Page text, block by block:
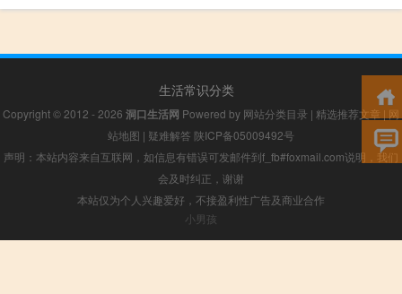
生活常识分类
Copyright © 2012 - 2026 洞口生活网 Powered by 网站分类目录 | 精选推荐文章 | 网
站地图 | 疑难解答 陕ICP备05009492号
声明：本站内容来自互联网，如信息有错误可发邮件到f_fb#foxmail.com说明，我们
会及时纠正，谢谢
本站仅为个人兴趣爱好，不接盈利性广告及商业合作
小男孩